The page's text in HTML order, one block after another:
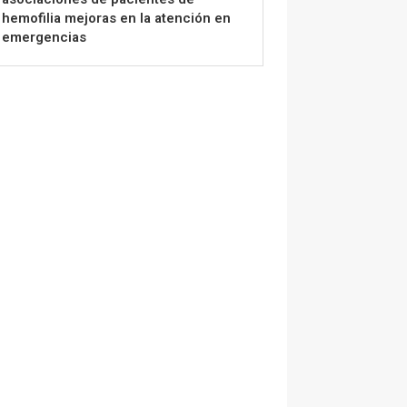
hemofilia mejoras en la atención en
emergencias